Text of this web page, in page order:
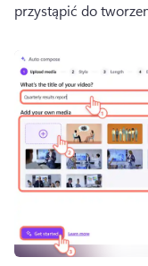
przystąpić do